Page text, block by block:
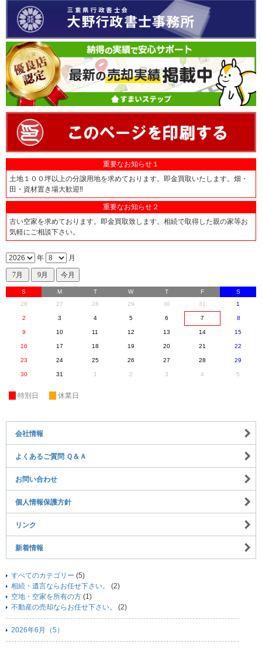
重要なお知らせ１
土地１００坪以上の分譲用地を求めております。即金買取いたします。畑・
田・資材置き場大歓迎‼
重要なお知らせ２
古い空家を求めております。即金買取致します。相続で取得した親の家等お
気軽にご相談下さい。
年 月
S M T W T F
S
26
27 28 29 30 31 1
2 3 4 5 6 7 8
9 10 11 12 13 14 15
16 17 18 19 20 21 22
23 24 25 26 27 28 29
30 31 1 2 3 4 5
特別日 休業日
会社情報
よくあるご質問 Ｑ＆Ａ
お問い合わせ
個人情報保護方針
リンク
新着情報
すべてのカテゴリー (5)
相続・遺言ならお任せ下さい。
(2)
空地・空家を所有の方 (1)
不動産の売却ならお任せ下さい。
(2)
2026年6月（5）